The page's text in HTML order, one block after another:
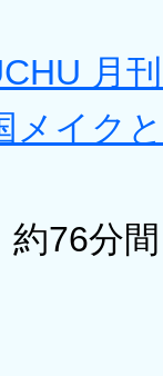
月
メイク
約76分